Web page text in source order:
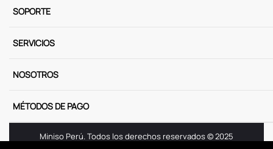
SOPORTE
SERVICIOS
NOSOTROS
MÉTODOS DE PAGO
Miniso Perú. Todos los derechos reservados © 2025